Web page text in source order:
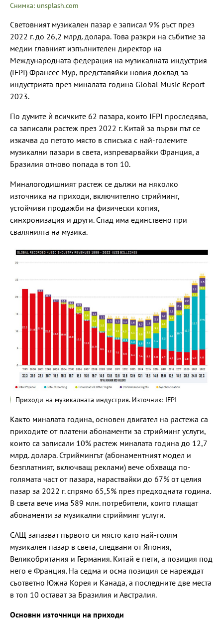
Снимка: unsplash.com
Световният музикален пазар е записал 9% ръст през
2022 г. до 26,2 млрд. долара. Това разкри на събитие за
медии главният изпълнителен директор на
Международната федерация на музикалната индустрия
(IFPI) Франсес Мур, представяйки новия доклад за
индустрията през миналата година Global Music Report
2023.
По думите ѝ всичките 62 пазара, които IFPI проследява,
са записали растеж през 2022 г. Китай за първи път се
изкачва до петото място в списъка с най-големите
музикални пазари в света, изпреварвайки Франция, а
Бразилия отново попада в топ 10.
Миналогодишният растеж се дължи на няколко
източника на приходи, включително стрийминг,
устойчиви продажби на физически копия,
синхронизация и други. Спад има единствено при
свалянията на музика.
Приходи на музикалната индустрия. Източник: IFPI
Както миналата година, основен двигател на растежа са
приходите от платени абонаменти за стрийминг услуги,
които са записали 10% растеж миналата година до 12,7
млрд. долара. Стриймингът (абонаментният модел и
безплатният, включващ реклами) вече обхваща по-
голямата част от пазара, нараствайки до 67% от целия
пазар за 2022 г. спрямо 65,5% през предходната година.
В света вече има 589 млн. потребители, които плащат
абонаменти за музикални стрийминг услуги.
САЩ запазват първото си място като най-голям
музикален пазар в света, следвани от Япония,
Великобритания и Германия. Китай е пети, а позиция под
него е Франция. На седма и осма позиция се нареждат
съответно Южна Корея и Канада, а последните две места
в топ 10 остават за Бразилия и Австралия.
Основни източници на приходи